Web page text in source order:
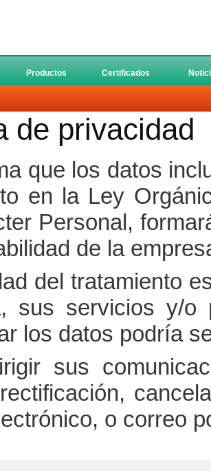
Productos Certificados
de privacidad
que los datos
en la Ley
Personal,
de la
del tratamiento
sus servicios y/
los datos podría
sus
o correo